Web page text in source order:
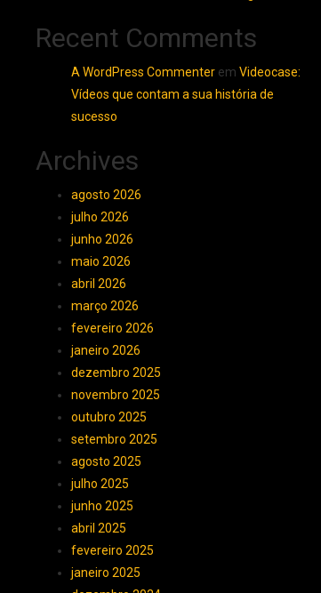
Recent Comments
A WordPress Commenter em Videocase:
Vídeos que contam a sua história de
sucesso
Archives
agosto 2026
julho 2026
junho 2026
maio 2026
abril 2026
março 2026
fevereiro 2026
janeiro 2026
dezembro 2025
novembro 2025
outubro 2025
setembro 2025
agosto 2025
julho 2025
junho 2025
abril 2025
fevereiro 2025
janeiro 2025